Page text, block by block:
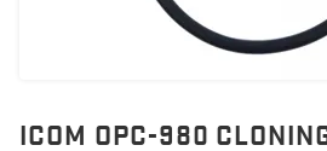
ICOM OPC-980